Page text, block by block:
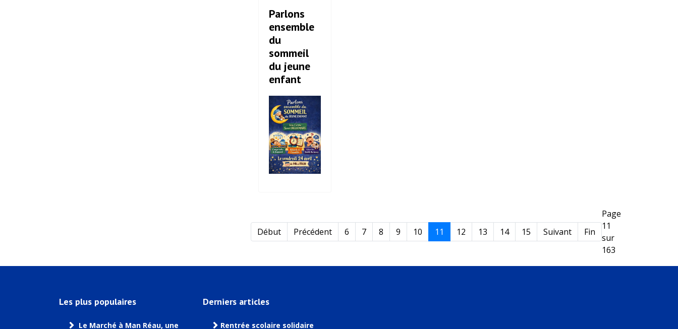
Parlons
ensemble
du
sommeil
du jeune
enfant
Début Précédent 6 7 8 9 10 11 12 13 14 15 Suivant Fin
Page
11
sur
163
Les plus populaires
Le Marché à Man Réau, une
Derniers articles
Rentrée scolaire solidaire